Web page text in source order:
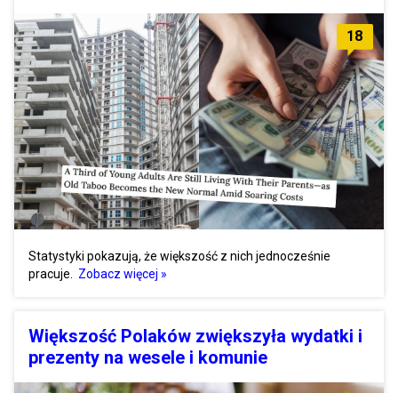
18
Statystyki pokazują, że większość z nich jednocześnie
pracuje.
Zobacz więcej »
Większość Polaków zwiększyła wydatki i
prezenty na wesele i komunie